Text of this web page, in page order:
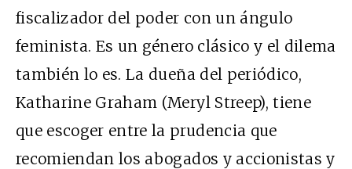
fiscalizador del poder con un ángulo
feminista. Es un género clásico y el dilema
también lo es. La dueña del periódico,
Katharine Graham (Meryl Streep), tiene
que escoger entre la prudencia que
recomiendan los abogados y accionistas y